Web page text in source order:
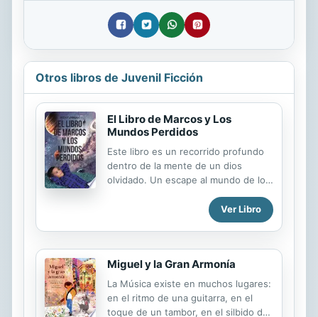
Otros libros de Juvenil Ficción
El Libro de Marcos y Los
Mundos Perdidos
Este libro es un recorrido profundo
dentro de la mente de un dios
olvidado. Un escape al mundo de los
niño que no quiere aceptar su
realidad. A veces, la creación supera
Ver Libro
Miguel y la Gran Armonía
La Música existe en muchos lugares:
en el ritmo de una guitarra, en el
toque de un tambor, en el silbido del